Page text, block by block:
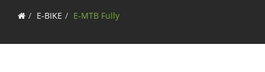
E-BIKE E-MTB Fully